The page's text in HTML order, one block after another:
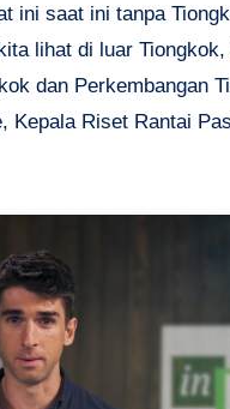
ini saat ini tanpa
lihat di luar
dan Perkembangan
Kepala Riset Rantai